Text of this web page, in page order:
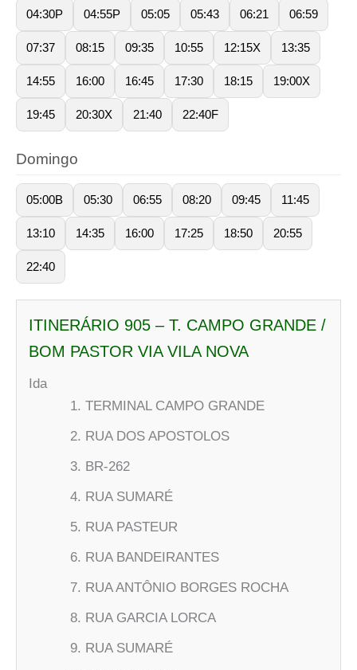
04:30P 04:55P 05:05 05:43 06:21 06:59
07:37 08:15 09:35 10:55 12:15X 13:35
14:55 16:00 16:45 17:30 18:15 19:00X
19:45 20:30X 21:40 22:40F
Domingo
05:00B 05:30 06:55 08:20 09:45 11:45
13:10 14:35 16:00 17:25 18:50 20:55
22:40
ITINERÁRIO 905 – T. CAMPO GRANDE /
BOM PASTOR VIA VILA NOVA
Ida
TERMINAL CAMPO GRANDE
RUA DOS APOSTOLOS
BR-262
RUA SUMARÉ
RUA PASTEUR
RUA BANDEIRANTES
RUA ANTÔNIO BORGES ROCHA
RUA GARCIA LORCA
RUA SUMARÉ